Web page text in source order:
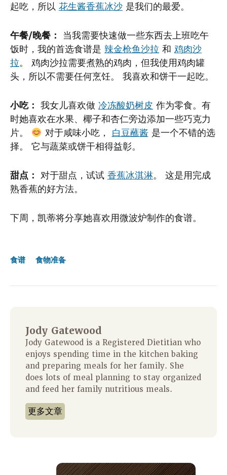
起吃，所以 花生酱香蕉冰沙 是我们的最爱。
午餐/晚餐： 当我需要快速做一些东西去上班吃午
饭时，我的首选食谱是 辣金枪鱼沙拉 和 鸡肉沙
拉。 鸡肉沙拉需要煮熟的鸡肉，但我使用鸡肉罐
头，所以不需要任何烹饪。 我喜欢和饼干一起吃。
小吃： 我女儿喜欢做 冷冻酸奶树皮 作为零食。有
时她喜欢在水果、椰子和杏仁旁边添加一些巧克力
片。
对于咸味小吃， 白豆蘸酱是一个不错的选
择。 它与蔬菜或饼干相得益彰。
甜点： 对于甜点，试试 香蕉冰淇淋。 这是用完成
熟香蕉的好方法。
下周，凯蒂将分享她喜欢用微波炉制作的食谱。
食谱 食物准备
Jody Gatewood
Jody Gatewood is a Registered Dietitian who
enjoys spending time in the kitchen baking
and preparing meals for her family. She
does lots of meal planning to stay organized
and feed her family nutritious meals.
更多文章